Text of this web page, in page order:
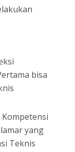
bisa
yang
Teknis